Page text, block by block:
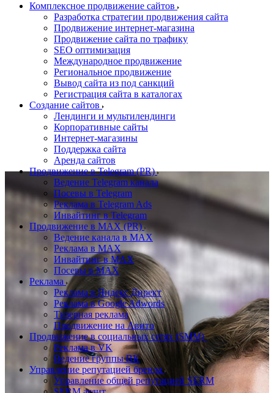
Комплексное продвижение сайтов
Разработка стратегии продвижения сайта
Продвижение интернет-магазина
Продвижение сайта по трафику
SEO оптимизация
Международное продвижение
Региональное продвижение
Вывод сайта из под санкций
Регистрация сайта в каталогах
Создание сайтов
Лендинги и мультилендинги
Корпоративные сайты
Интернет-магазины
Поддержка сайта
Аренда сайтов
Продвижение в Telegram (PR)
Ведение Telegram канала
Посевы в Telegram
Реклама в Telegram Ads
Инвайтинг в Telegram
Продвижение в MAX (PR)
Ведение канала в MAX
Реклама в MAX
Инвайтинг в MAX
Посевы в MAX
Реклама
Реклама в Яндекс Директ
Реклама в Google Adwords
Тизерная реклама
Продвижение на Авито
Продвижение в социальных сетях (SMM)
Реклама в VK
Ведение группы ВК
Управление репутацией бренда
Управление общей репутацией SERM